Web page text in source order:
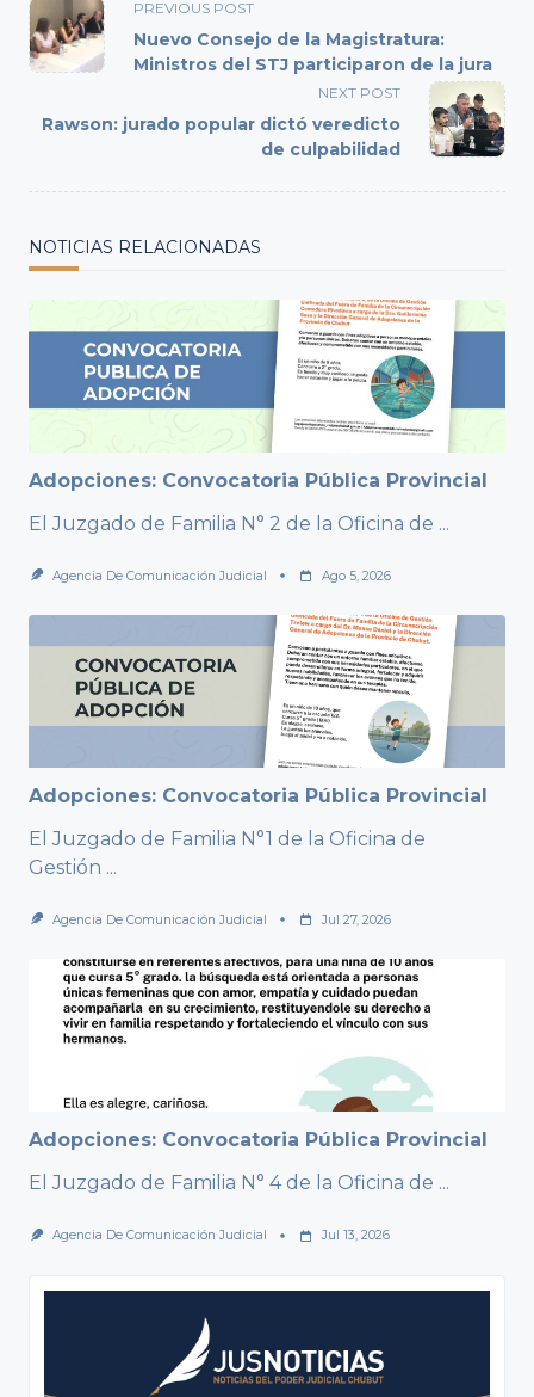
<span
class="nav-
subtitle
reader-
PREVIOUS POST
Nuevo Consejo de la Magistratura:
Ministros del STJ participaron de la jura
NEXT POST
Rawson: jurado popular dictó veredicto
de culpabilidad
NOTICIAS RELACIONADAS
Adopciones: Convocatoria Pública Provincial
El Juzgado de Familia N° 2 de la Oficina de ...
Agencia De Comunicación Judicial Ago 5, 2026
Adopciones: Convocatoria Pública Provincial
El Juzgado de Familia N°1 de la Oficina de
Gestión ...
Agencia De Comunicación Judicial Jul 27, 2026
Adopciones: Convocatoria Pública Provincial
El Juzgado de Familia N° 4 de la Oficina de ...
Agencia De Comunicación Judicial Jul 13, 2026